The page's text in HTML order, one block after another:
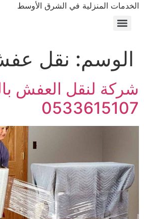
الخدمات المنزلية في الشرق الأوسط
الوسم: نقل
شركة لنقل العفش
0533615107